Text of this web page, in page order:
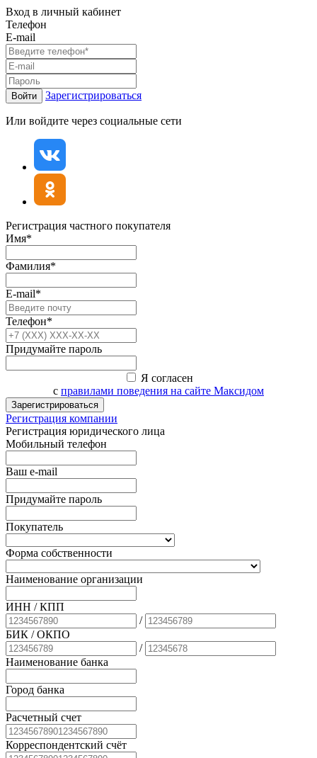
Вход в личный кабинет
Телефон
E-mail
Войти Зарегистрироваться
Или войдите через социальные сети
Регистрация частного покупателя
Имя*
Фамилия*
E-mail*
Телефон*
Придумайте пароль
Я согласен
с правилами поведения на сайте Максидом
Зарегистрироваться
Регистрация компании
Регистрация юридического лица
Мобильный телефон
Ваш e-mail
Придумайте пароль
Покупатель
Форма собственности
Наименование организации
ИНН / КПП
/
БИК / ОКПО
/
Наименование банка
Город банка
Расчетный счет
Корреспондентский счёт